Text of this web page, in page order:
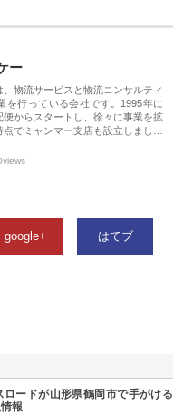
ー
物流サービスと物流コンサルティ
を行っている会社です。1995年に
便からスタートし、徐々に事業を拡
でミャンマー支店も設立しまし…
google+ はてブ
ードが山形県鶴岡市で手がける
報